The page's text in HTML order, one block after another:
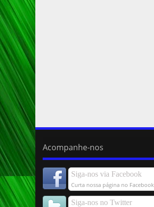
Acompanhe-nos
Siga-nos via Facebook
Curta nossa página no Facebook
Siga-nos no Twitter